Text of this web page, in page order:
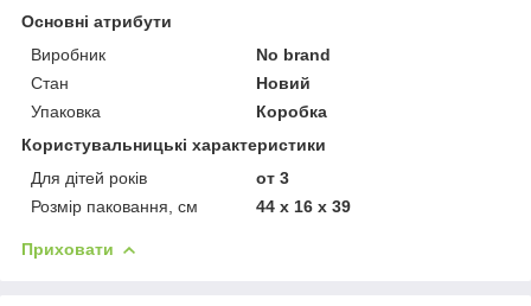
Основні атрибути
Виробник
No brand
Стан
Новий
Упаковка
Коробка
Користувальницькі характеристики
Для дітей років
от 3
Розмір паковання, см
44 x 16 x 39
Приховати